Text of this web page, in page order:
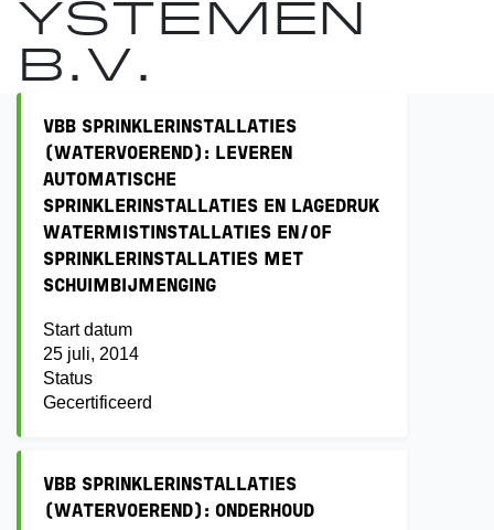
YSTEMEN
B.V.
VBB SPRINKLERINSTALLATIES
(WATERVOEREND): LEVEREN
AUTOMATISCHE
SPRINKLERINSTALLATIES EN LAGEDRUK
WATERMISTINSTALLATIES EN/OF
SPRINKLERINSTALLATIES MET
SCHUIMBIJMENGING
Start datum
25 juli, 2014
Status
Gecertificeerd
VBB SPRINKLERINSTALLATIES
(WATERVOEREND): ONDERHOUD